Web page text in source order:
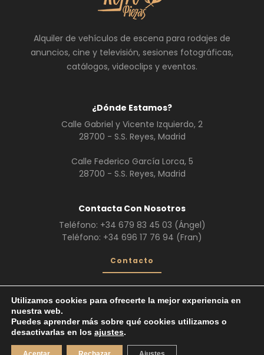
¿Dónde Estamos?
Calle Gabriel y Vicente Izquierdo, 2
28700 - S.S. Reyes, Madrid
Calle Federico García Lorca, 5
28700 - S.S. Reyes, Madrid
Alquiler de vehículos de escena para rodajes de
anuncios, cine y televisión, sesiones fotográficas,
catálogos, videoclips y eventos.
Contacta Con Nosotros
Teléfono: +34 679 83 45 03 (Ángel)
Teléfono: +34 696 17 76 94 (Fran)
Contacto
¿Quiénes Somos?
Trabajos realizados
Vehículos de Escena© 2026. Todos los derechos reservados.
Utilizamos cookies para ofrecerte la mejor experiencia en
nuestra web.
Puedes aprender más sobre qué cookies utilizamos o
desactivarlas en los ajustes.